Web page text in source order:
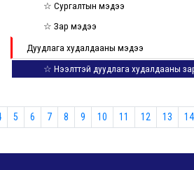
☆ Сургалтын мэдээ
☆ Зар мэдээ
Дуудлага худалдааны мэдээ
☆ Нээлттэй дуудлага худалдааны
5 6 7 8 9 10 11 12 13 14